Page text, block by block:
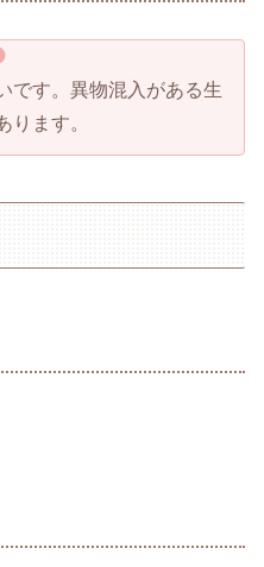
です。異物混入がある生
ります。